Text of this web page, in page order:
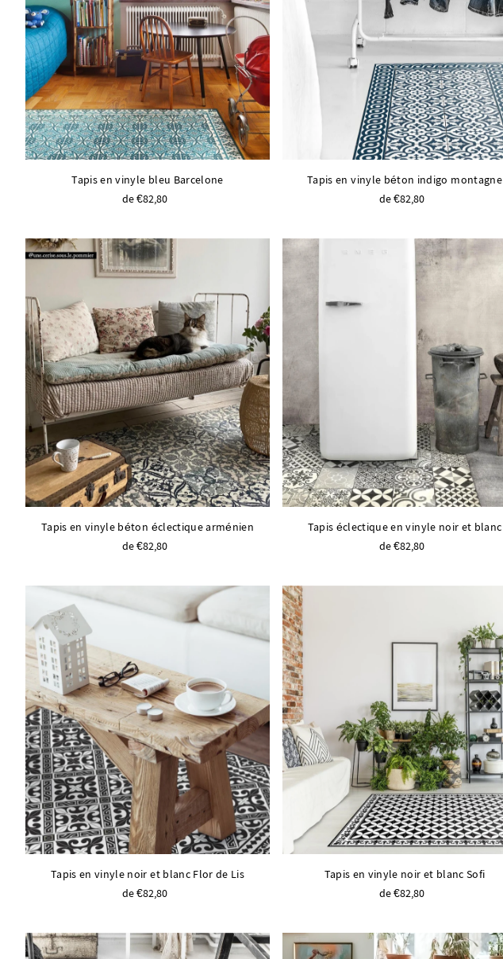
Tapis en vinyle bleu Barcelone
de €82,80
Tapis en vinyle béton indigo montagne
de €82,80
Tapis en vinyle béton éclectique arménien
de €82,80
Tapis éclectique en vinyle noir et blanc
de €82,80
Tapis en vinyle noir et blanc Flor de Lis
de €82,80
Tapis en vinyle noir et blanc Sofi
de €82,80